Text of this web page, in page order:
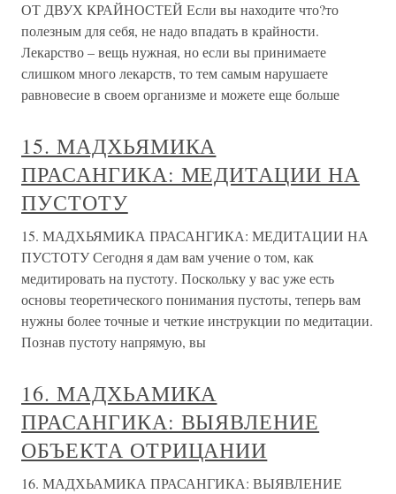
ОТ ДВУХ КРАЙНОСТЕЙ Если вы находите что?то
полезным для себя, не надо впадать в крайности.
Лекарство – вещь нужная, но если вы принимаете
слишком много лекарств, то тем самым нарушаете
равновесие в своем организме и можете еще больше
15. МАДХЬЯМИКА
ПРАСАНГИКА: МЕДИТАЦИИ НА
ПУСТОТУ
15. МАДХЬЯМИКА ПРАСАНГИКА: МЕДИТАЦИИ НА
ПУСТОТУ Сегодня я дам вам учение о том, как
медитировать на пустоту. Поскольку у вас уже есть
основы теоретического понимания пустоты, теперь вам
нужны более точные и четкие инструкции по медитации.
Познав пустоту напрямую, вы
16. МАДХЬАМИКА
ПРАСАНГИКА: ВЫЯВЛЕНИЕ
ОБЪЕКТА ОТРИЦАНИИ
16. МАДХЬАМИКА ПРАСАНГИКА: ВЫЯВЛЕНИЕ